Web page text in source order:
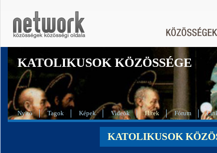
KATOLIKUSOK KÖZÖSSÉGE
Nyitó Tagok Képek Videók Hírek Fórum
KATOLIKUSOK